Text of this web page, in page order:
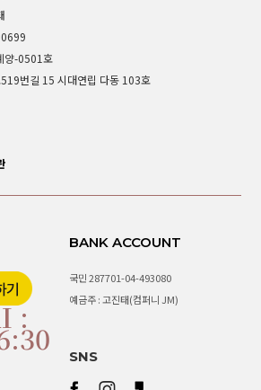
양-0501호
번길 15 시대연립 다동 103호
:
BANK ACCOUNT
국민 287701-04-493080
예금주 : 고진태(컴퍼니 JM)
SNS